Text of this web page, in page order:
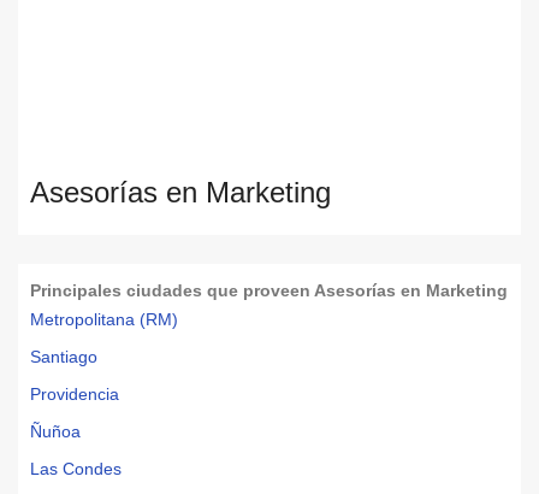
Asesorías en Marketing
Principales ciudades que proveen Asesorías en Marketing
Metropolitana (RM)
Santiago
Providencia
Ñuñoa
Las Condes